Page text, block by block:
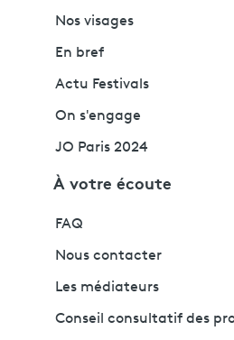
Nos visages
En bref
Actu Festivals
On s'engage
JO Paris 2024
À votre écoute
FAQ
Nous contacter
Les médiateurs
Conseil consultatif des